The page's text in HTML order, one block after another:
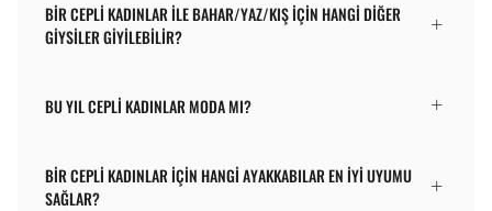
BIR CEPLI KADINLAR ILE BAHAR/YAZ/KIŞ IÇIN HANGI DIĞER
GIYSILER GIYILEBILIR?
BU YIL CEPLI KADINLAR MODA MI?
BIR CEPLI KADINLAR IÇIN HANGI AYAKKABILAR EN IYI UYUMU
SAĞLAR?